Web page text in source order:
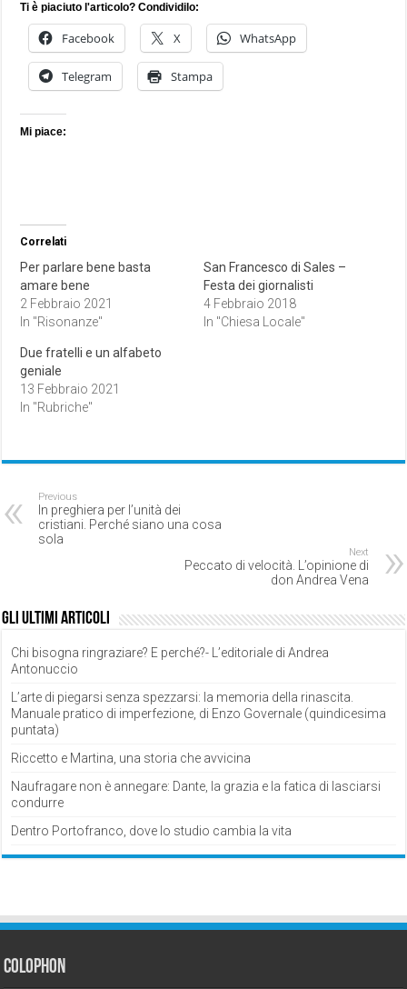
Ti è piaciuto l'articolo? Condividilo:
Facebook X WhatsApp
Telegram Stampa
Mi piace:
Correlati
Per parlare bene basta
amare bene
2 Febbraio 2021
In "Risonanze"
San Francesco di Sales –
Festa dei giornalisti
4 Febbraio 2018
In "Chiesa Locale"
Due fratelli e un alfabeto
geniale
13 Febbraio 2021
In "Rubriche"
Previous
In preghiera per l’unità dei
cristiani. Perché siano una cosa
sola
Next
Peccato di velocità. L’opinione di
don Andrea Vena
Gli ultimi articoli
Chi bisogna ringraziare? E perché?- L’editoriale di Andrea
Antonuccio
L’arte di piegarsi senza spezzarsi: la memoria della rinascita.
Manuale pratico di imperfezione, di Enzo Governale (quindicesima
puntata)
Riccetto e Martina, una storia che avvicina
Naufragare non è annegare: Dante, la grazia e la fatica di lasciarsi
condurre
Dentro Portofranco, dove lo studio cambia la vita
Colophon